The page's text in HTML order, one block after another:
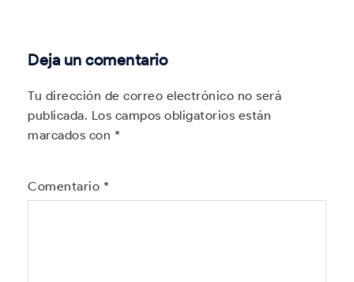
Deja un comentario
Tu dirección de correo electrónico no será
publicada. Los campos obligatorios están
marcados con *
Comentario *